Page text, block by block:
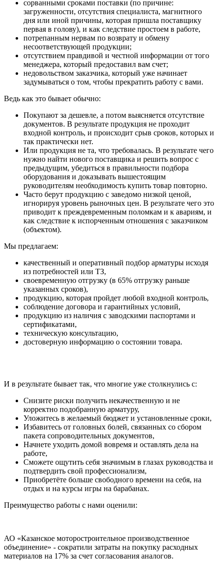
сорванными сроками поставки (по причине:
загруженности, отсутствия специалиста, магнитного
дня или иной причины, которая пришла поставщику
первая в голову), и как следствие простоем в работе,
потрепанным нервам по возврату и обмену
несоответствующей продукции;
отсутствием правдивой и честной информации от того
менеджера, который предоставил вам счет;
недовольством заказчика, который уже начинает
задумываться о том, чтобы прекратить работу с вами.
Ведь как это бывает обычно:
Покупают за дешевле, а потом выясняется отсутствие
документов. В результате продукция не проходит
входной контроль, и происходит срыв сроков, которых и
так практически нет.
Или продукция не та, что требовалась. В результате чего
нужно найти нового поставщика и решить вопрос с
предыдущим, убедиться в правильности подбора
оборудования и доказывать вышестоящим
руководителям необходимость купить товар повторно.
Часто берут продукцию с заведомо низкой ценой,
игнорируя уровень рыночных цен. В результате чего это
приводит к преждевременным поломкам и к авариям, и
как следствие к испорченным отношения с заказчиком
(объектом).
Мы предлагаем:
качественный и оперативный подбор арматуры исходя
из потребностей или ТЗ,
своевременную отгрузку (в 65% отгрузку раньше
указанных сроков),
продукцию, которая пройдет любой входной контроль,
соблюдение договора и гарантийных условий,
продукцию из наличия с заводскими паспортами и
сертификатами,
техническую консультацию,
достоверную информацию о состоянии товара.
И в результате бывает так, что многие уже столкнулись с:
Снизите риски получить некачественную и не
корректно подобранную арматуру,
Уложитесь в желаемый бюджет и установленные сроки,
Избавитесь от головных болей, связанных со сбором
пакета сопроводительных документов,
Начнете уходить домой вовремя и оставлять дела на
работе,
Сможете ощутить себя значимым в глазах руководства и
подтвердить свой профессионализм,
Приобретёте больше свободного времени на себя, на
отдых и на курсы игры на барабанах.
Преимущество работы с нами оценили:
АО «Казанское моторостроительное производственное
объединение» - сократили затраты на покупку расходных
материалов на 17% за счет согласования аналогов.